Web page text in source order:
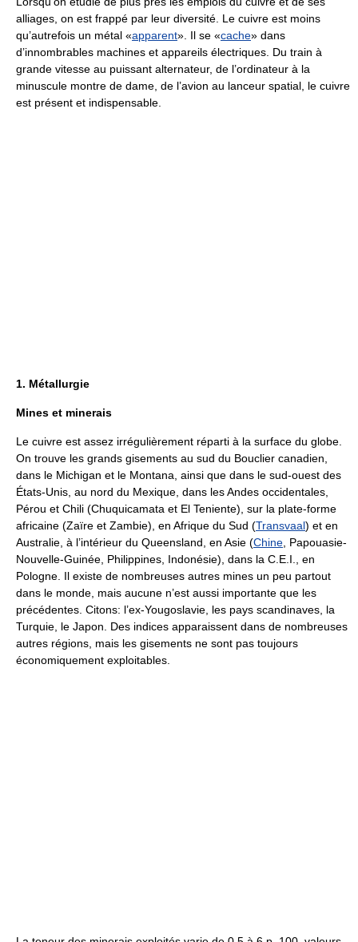
alliages, on est frappé par leur diversité. Le cuivre est moins
qu’autrefois un métal «apparent». Il se «cache» dans
d’innombrables machines et appareils électriques. Du train à
grande vitesse au puissant alternateur, de l’ordinateur à la
minuscule montre de dame, de l’avion au lanceur spatial, le cuivre
est présent et indispensable.
1. Métallurgie
Mines et minerais
Le cuivre est assez irrégulièrement réparti à la surface du globe.
On trouve les grands gisements au sud du Bouclier canadien,
dans le Michigan et le Montana, ainsi que dans le sud-ouest des
États-Unis, au nord du Mexique, dans les Andes occidentales,
Pérou et Chili (Chuquicamata et El Teniente), sur la plate-forme
africaine (Zaïre et Zambie), en Afrique du Sud (Transvaal) et en
Australie, à l’intérieur du Queensland, en Asie (Chine , Papouasie-
Nouvelle-Guinée, Philippines, Indonésie), dans la C.E.I., en
Pologne. Il existe de nombreuses autres mines un peu partout
dans le monde, mais aucune n’est aussi importante que les
précédentes. Citons: l’ex-Yougoslavie, les pays scandinaves, la
Turquie, le Japon. Des indices apparaissent dans de nombreuses
autres régions, mais les gisements ne sont pas toujours
économiquement exploitables.